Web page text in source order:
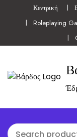
Κεντρική
Roleplaying